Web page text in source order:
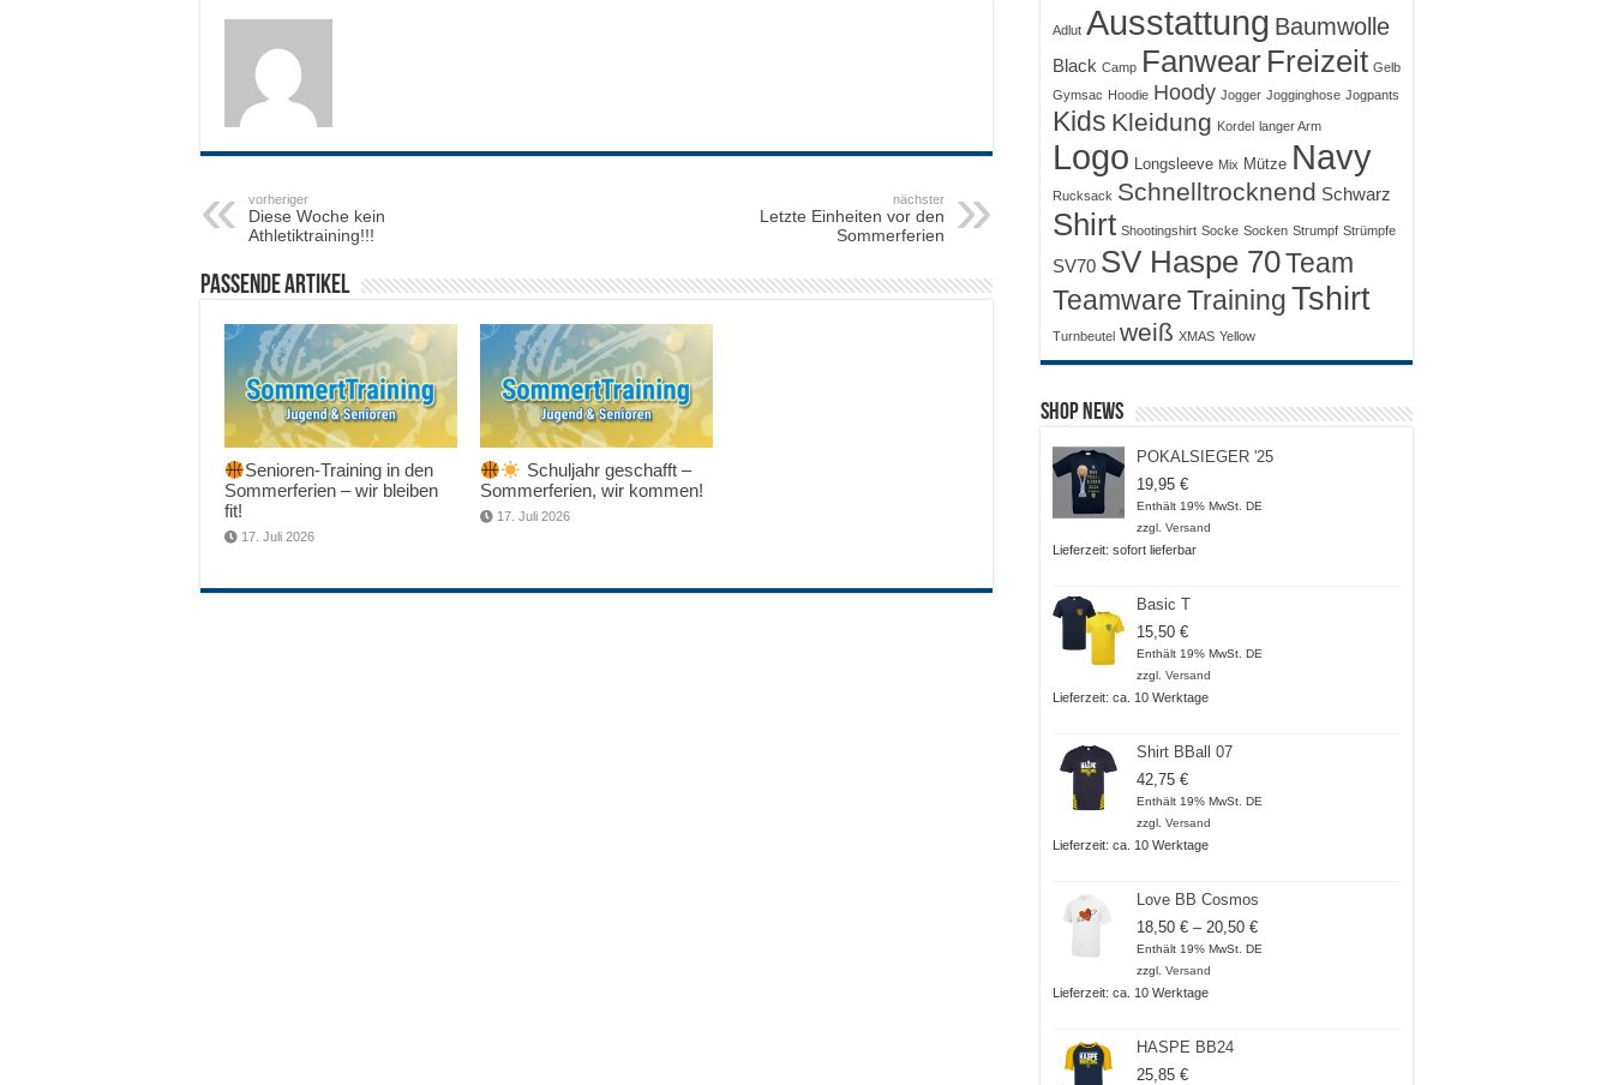
vorheriger
Diese Woche kein
Athletiktraining!!!
nächster
Letzte Einheiten vor den
Sommerferien
Passende Artikel
Senioren-Training in den
Sommerferien – wir bleiben
fit!
17. Juli 2026
Schuljahr geschafft –
Sommerferien, wir kommen!
17. Juli 2026
Adlut Ausstattung Baumwolle
Black Camp Fanwear Freizeit Gelb
Gymsac Hoodie Hoody Jogger Jogginghose Jogpants
Kids Kleidung Kordel langer Arm
Logo Longsleeve Mix Mütze Navy
Rucksack Schnelltrocknend Schwarz
Shirt Shootingshirt Socke Socken Strumpf Strümpfe
SV70 SV Haspe 70Team
Teamware TrainingTshirt
Turnbeutel weiß XMAS Yellow
Shop News
POKALSIEGER '25
19,95 €
Enthält 19% MwSt. DE
zzgl. Versand
Lieferzeit: sofort lieferbar
Basic T
15,50 €
Enthält 19% MwSt. DE
zzgl. Versand
Lieferzeit: ca. 10 Werktage
Shirt BBall 07
42,75 €
Enthält 19% MwSt. DE
zzgl. Versand
Lieferzeit: ca. 10 Werktage
Love BB Cosmos
18,50 € – 20,50 €Preisspanne:
18,50 €
Enthält 19% MwSt. DE
zzgl. Versand
Lieferzeit: ca. 10 Werktage
HASPE BB24
25,85 €